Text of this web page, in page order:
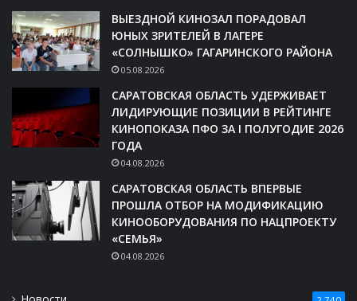
ВЫЕЗДНОЙ КИНОЗАЛ ПОРАДОВАЛ
ЮНЫХ ЗРИТЕЛЕЙ В ЛАГЕРЕ
«СОЛНЫШКО» ГАГАРИНСКОГО РАЙОНА
05.08.2026
САРАТОВСКАЯ ОБЛАСТЬ УДЕРЖИВАЕТ
ЛИДИРУЮЩИЕ ПОЗИЦИИ В РЕЙТИНГЕ
КИНОПОКАЗА ПФО ЗА I ПОЛУГОДИЕ 2026
ГОДА
04.08.2026
САРАТОВСКАЯ ОБЛАСТЬ ВПЕРВЫЕ
ПРОШЛА ОТБОР НА МОДИФИКАЦИЮ
КИНООБОРУДОВАНИЯ ПО НАЦПРОЕКТУ
«СЕМЬЯ»
04.08.2026